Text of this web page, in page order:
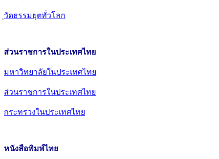
วัดธรรมยุตทั่วโลก
ส่วนราชการในประเทศไทย
มหาวิทยาลัยในประเทศไทย
ส่วนราชการในประเทศไทย
กระทรวงในประเทศไทย
หนังสือพิมพ์ไทย